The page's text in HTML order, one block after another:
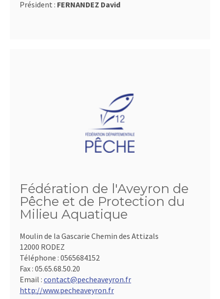
Président : FERNANDEZ David
Fédération de l'Aveyron de
Pêche et de Protection du
Milieu Aquatique
Moulin de la Gascarie Chemin des Attizals
12000 RODEZ
Téléphone : 0565684152
Fax : 05.65.68.50.20
Email : contact@pecheaveyron.fr
http://www.pecheaveyron.fr